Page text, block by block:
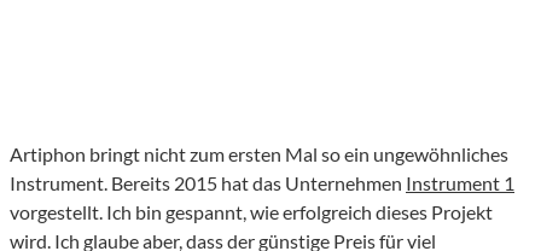
Artiphon bringt nicht zum ersten Mal so ein ungewöhnliches
Instrument. Bereits 2015 hat das Unternehmen Instrument 1
vorgestellt. Ich bin gespannt, wie erfolgreich dieses Projekt
wird. Ich glaube aber, dass der günstige Preis für viel